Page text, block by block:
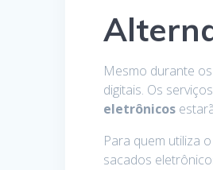
Mesmo durante
digitais. Os
eletrônicos
Para quem utiliza o
sacados